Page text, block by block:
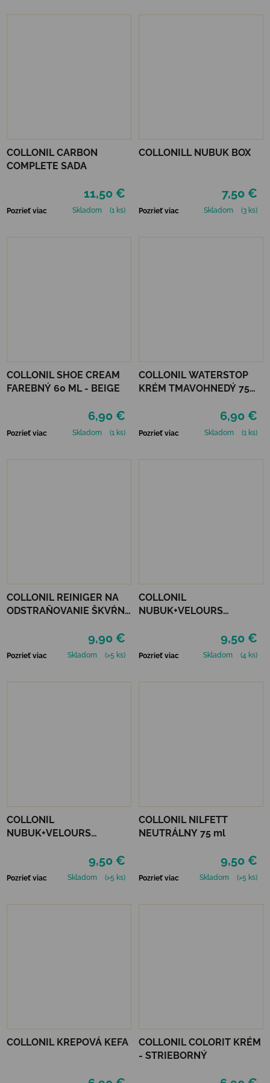
COLLONIL CARBON
COMPLETE SADA
11,50 €
Pozrieť viac Skladom (1 ks)
COLLONILL NUBUK BOX
7,50 €
Pozrieť viac Skladom (3 ks)
COLLONIL SHOE CREAM
FAREBNÝ 60 ML - BEIGE
6,90 €
Pozrieť viac Skladom (1 ks)
COLLONIL WATERSTOP
KRÉM TMAVOHNEDÝ 75
6,90 €
Pozrieť viac Skladom (1 ks)
COLLONIL REINIGER NA
ODSTRAŇOVANIE ŠKVŔN
9,90 €
Pozrieť viac Skladom (>5 ks)
COLLONIL
NUBUK+VELOURS
9,50 €
Pozrieť viac Skladom (4 ks)
COLLONIL
NUBUK+VELOURS
9,50 €
Pozrieť viac Skladom (>5 ks)
COLLONIL NILFETT
NEUTRÁLNY 75 ml
9,50 €
Pozrieť viac Skladom (>5 ks)
COLLONIL KREPOVÁ KEFA
COLLONIL COLORIT KRÉM
- STRIEBORNÝ